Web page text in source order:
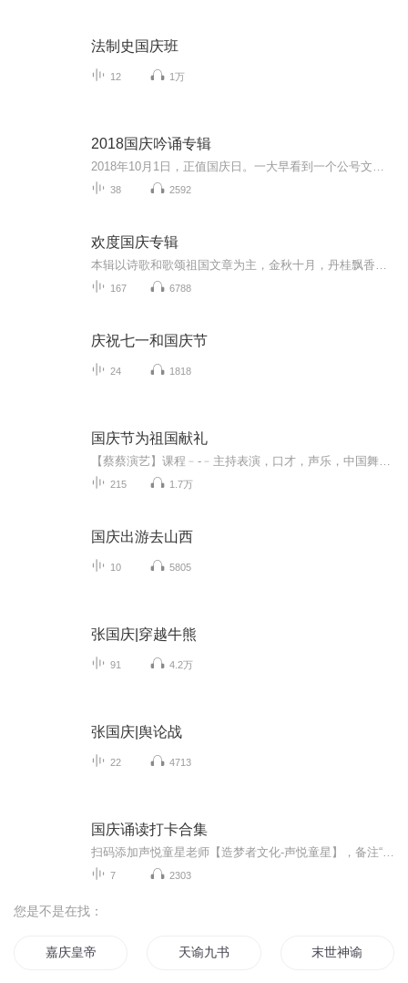
法制史国庆班
12 1万
2018国庆吟诵专辑
38 2592
欢度国庆专辑
167 6788
庆祝七一和国庆节
24 1818
国庆节为祖国献礼
215 1.7万
国庆出游去山西
10 5805
张国庆|穿越牛熊
91 4.2万
张国庆|舆论战
22 4713
国庆诵读打卡合集
7 2303
您是不是在找：
嘉庆皇帝 天谕九书 末世神谕